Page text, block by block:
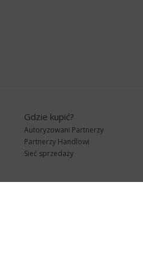
Gdzie kupić?
Autoryzowani Partnerzy
Partnerzy Handlowi
Sieć sprzedaży